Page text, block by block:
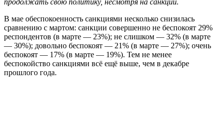
В мае обеспокоенность санкциями несколько снизилась
сравнению с мартом: санкции совершенно не беспокоят 29%
респондентов (в марте — 23%); не слишком — 32% (в марте
— 30%); довольно беспокоят — 21% (в марте — 27%); очень
беспокоят — 17% (в марте — 19%). Тем не менее
беспокойство санкциями всё ещё выше, чем в декабре
прошлого года.